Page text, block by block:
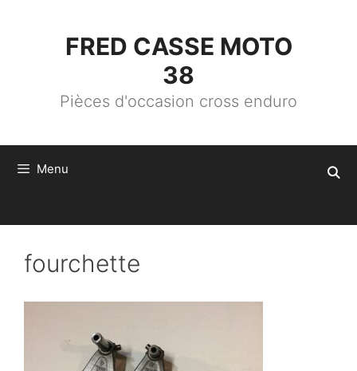
FRED CASSE MOTO
38
Pièces d'occasion cross enduro
Menu
fourchette